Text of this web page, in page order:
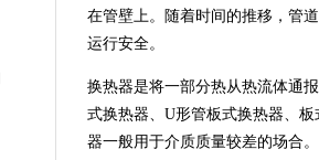
在管壁上。随着时间的推移，管
运行安全。
换热器是将一部分热从热流体通
式换热器、U形管板式换热器、
器一般用于介质质量较差的场合